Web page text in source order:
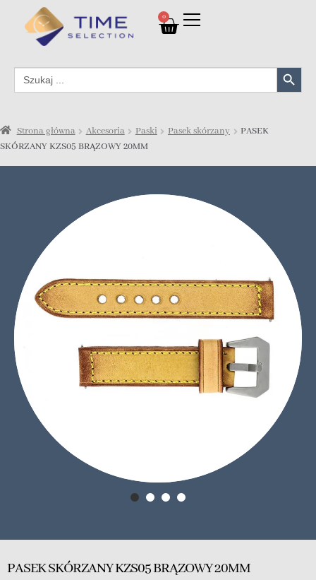
0
Search
for:
Search Button
Strona główna Akcesoria Paski Pasek skórzany
PASEK
SKÓRZANY KZS05 BRĄZOWY 20MM
PASEK SKÓRZANY KZS05 BRĄZOWY 20MM